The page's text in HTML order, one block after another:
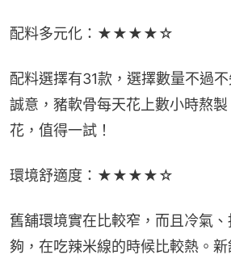
配料多元化：★★★★☆
配料選擇有31款，選擇數量不過
誠意，豬軟骨每天花上數小時熬
花，值得一試！
環境舒適度：★★★★☆
舊舖環境實在比較窄，而且冷氣
夠，在吃辣米線的時候比較熱。